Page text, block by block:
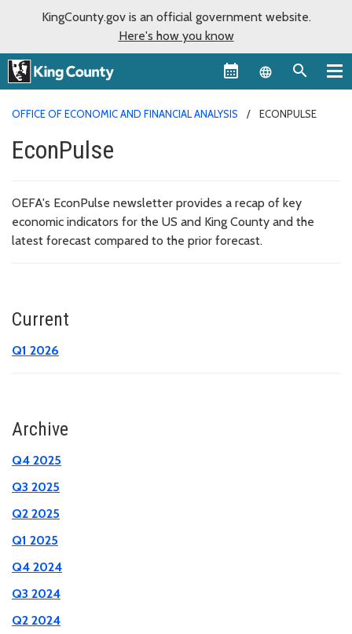
KingCounty.gov is an official government website.
Here's how you know
Language
OFFICE OF ECONOMIC AND FINANCIAL ANALYSIS ECONPULSE
EconPulse
OEFA's EconPulse newsletter provides a recap of key
economic indicators for the US and King County and the
latest forecast compared to the prior forecast.
Current
Q1 2026
Archive
Q4 2025
Q3 2025
Q2 2025
Q1 2025
Q4 2024
Q3 2024
Q2 2024